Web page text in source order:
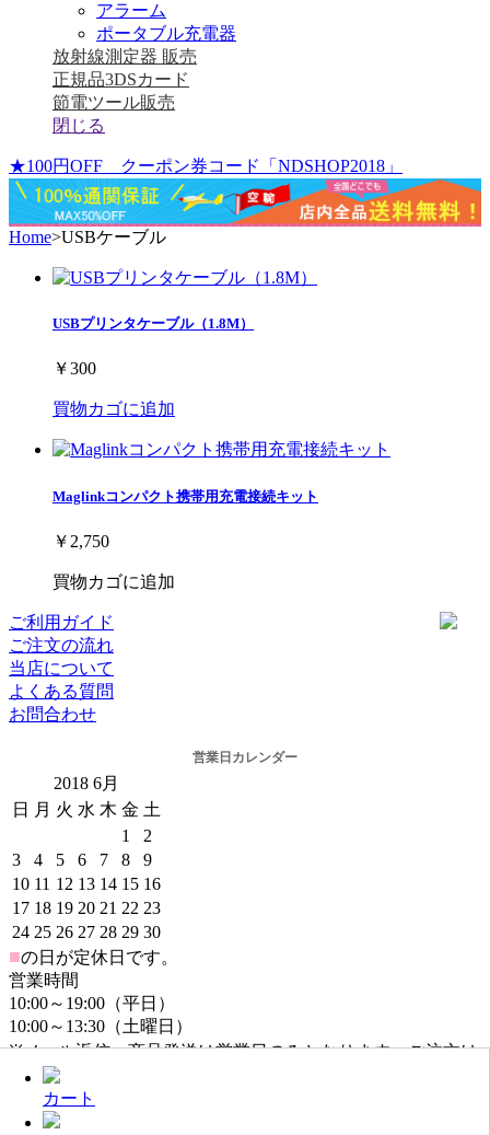
カート
アラーム
ポータブル充電器
放射線測定器 販売
正規品3DSカード
節電ツール販売
閉じる
★100円OFF クーポン券コード「NDSHOP2018」
Home>USBケーブル
USBプリンタケーブル（1.8M）
￥300
買物カゴに追加
Maglinkコンパクト携帯用充電接続キット
￥2,750
買物カゴに追加
ご利用ガイド
ご注文の流れ
当店について
よくある質問
お問合わせ
営業日カレンダー
2018 6月
日
月 火 水 木 金 土
1
2
3
4 5 6 7 8
9
10 11 12 13 14 15 16
17 18 19 20 21 22 23
24 25 26 27 28 29 30
■の日が定休日です。
営業時間
10:00～19:00（平日）
10:00～13:30（土曜日）
※メール返信・商品発送は営業日のみとなります。ご注文は
年中無休でお受けしております。